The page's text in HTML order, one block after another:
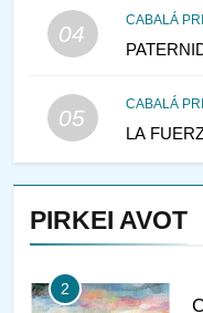
04
CABALÁ
05
CABALÁ
LA
PIRKEI AVOT
1
2